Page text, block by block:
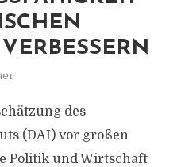
des
(DAI) vor großen
Politik und Wirtschaft